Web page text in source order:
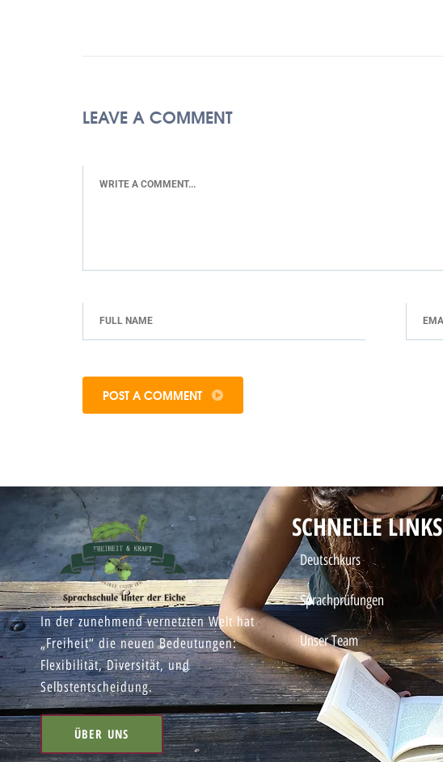
LEAVE A COMMENT
POST A COMMENT
In der zunehmend vernetzten Welt hat
„Freiheit“ die neuen Bedeutungen:
Flexibilität, Diversität, und
Selbstentscheidung.
ÜBER UNS
SCHNELLE LINKS
Deutschkurs
Sprachprüfungen
Unser Team